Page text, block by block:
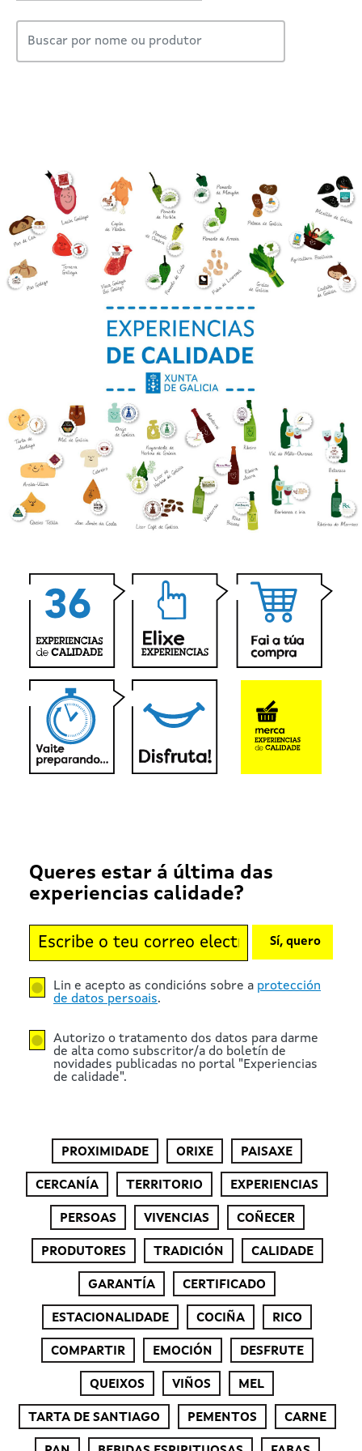
Queres estar á última das
experiencias calidade?
Lin e acepto as condicións sobre a protección
de datos persoais.
Autorizo o tratamento dos datos para darme
de alta como subscritor/a do boletín de
novidades publicadas no portal "Experiencias
de calidade".
Sí, quero
PROXIMIDADE ORIXE PAISAXE
CERCANÍA TERRITORIO EXPERIENCIAS
PERSOAS VIVENCIAS COÑECER
PRODUTORES TRADICIÓN CALIDADE
GARANTÍA CERTIFICADO
ESTACIONALIDADE COCIÑA RICO
COMPARTIR EMOCIÓN DESFRUTE
QUEIXOS VIÑOS MEL
TARTA DE SANTIAGO PEMENTOS CARNE